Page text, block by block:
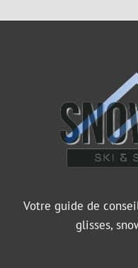
Votre guide de
glisses,